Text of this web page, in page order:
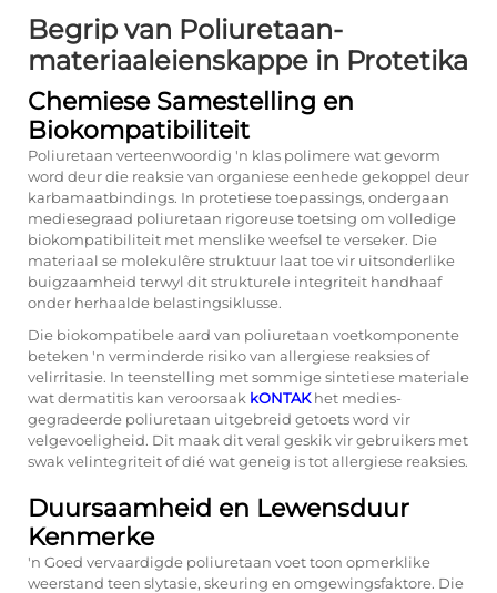
Begrip van Poliuretaan-
materiaaleienskappe in Protetika
Chemiese Samestelling en
Biokompatibiliteit
Poliuretaan verteenwoordig 'n klas polimere wat gevorm
word deur die reaksie van organiese eenhede gekoppel deur
karbamaatbindings. In protetiese toepassings, ondergaan
mediesegraad poliuretaan rigoreuse toetsing om volledige
biokompatibiliteit met menslike weefsel te verseker. Die
materiaal se molekulêre struktuur laat toe vir uitsonderlike
buigzaamheid terwyl dit strukturele integriteit handhaaf
onder herhaalde belastingsiklusse.
Die biokompatibele aard van poliuretaan voetkomponente
beteken 'n verminderde risiko van allergiese reaksies of
velirritasie. In teenstelling met sommige sintetiese materiale
wat dermatitis kan veroorsaak kONTAKhet medies-
gegradeerde poliuretaan uitgebreid getoets word vir
velgevoeligheid. Dit maak dit veral geskik vir gebruikers met
swak velintegriteit of dié wat geneig is tot allergiese reaksies.
Duursaamheid en Lewensduur
Kenmerke
'n Goed vervaardigde poliuretaan voet toon opmerklike
weerstand teen slytasie, skeuring en omgewingsfaktore. Die